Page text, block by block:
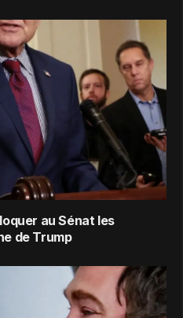
au Sénat les
de Trump